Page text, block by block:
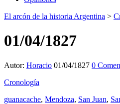
El arcón de la historia Argentina >
01/04/1827
Autor: Horacio 01/04/1827 0
Cronología
guanacache, Mendoza, San Juan,